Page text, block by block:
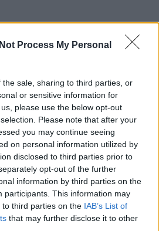
Process My Personal
sale, sharing to third parties, or
or sensitive information for
please use the below opt-out
Please note that after your
you may continue seeing
on personal information utilized by
disclosed to third parties prior to
opt-out of the further
information by third parties on the
participants. This information may
third parties on the IAB’s List of
that may further disclose it to other
Vitali
del mercato ittico di
la linea editoriale sulla
fiscale. Capo redattore
in redazione un tratto
e un dettaglio personale:
taccuini degli incontri in Sala